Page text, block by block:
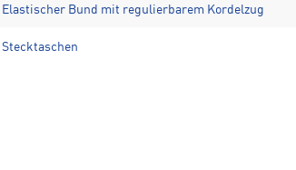
Elastischer Bund mit regulierbarem Kordelzug
Stecktaschen